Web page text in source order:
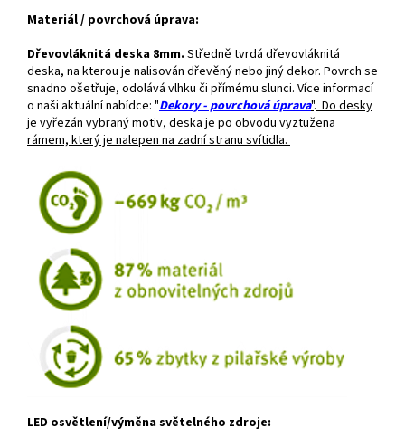
Materiál / povrchová úprava:
Dřevovláknitá deska 8mm. Středně tvrdá dřevovláknitá
deska, na kterou je nalisován dřevěný nebo jiný dekor. Povrch se
snadno ošetřuje, odolává vlhku či přímému slunci. Více informací
o naši aktuální nabídce: "Dekory - povrchová úprava". Do desky
je vyřezán vybraný motiv, deska je po obvodu vyztužena
rámem, který je nalepen na zadní stranu svítidla.
LED osvětlení/výměna světelného zdroje: